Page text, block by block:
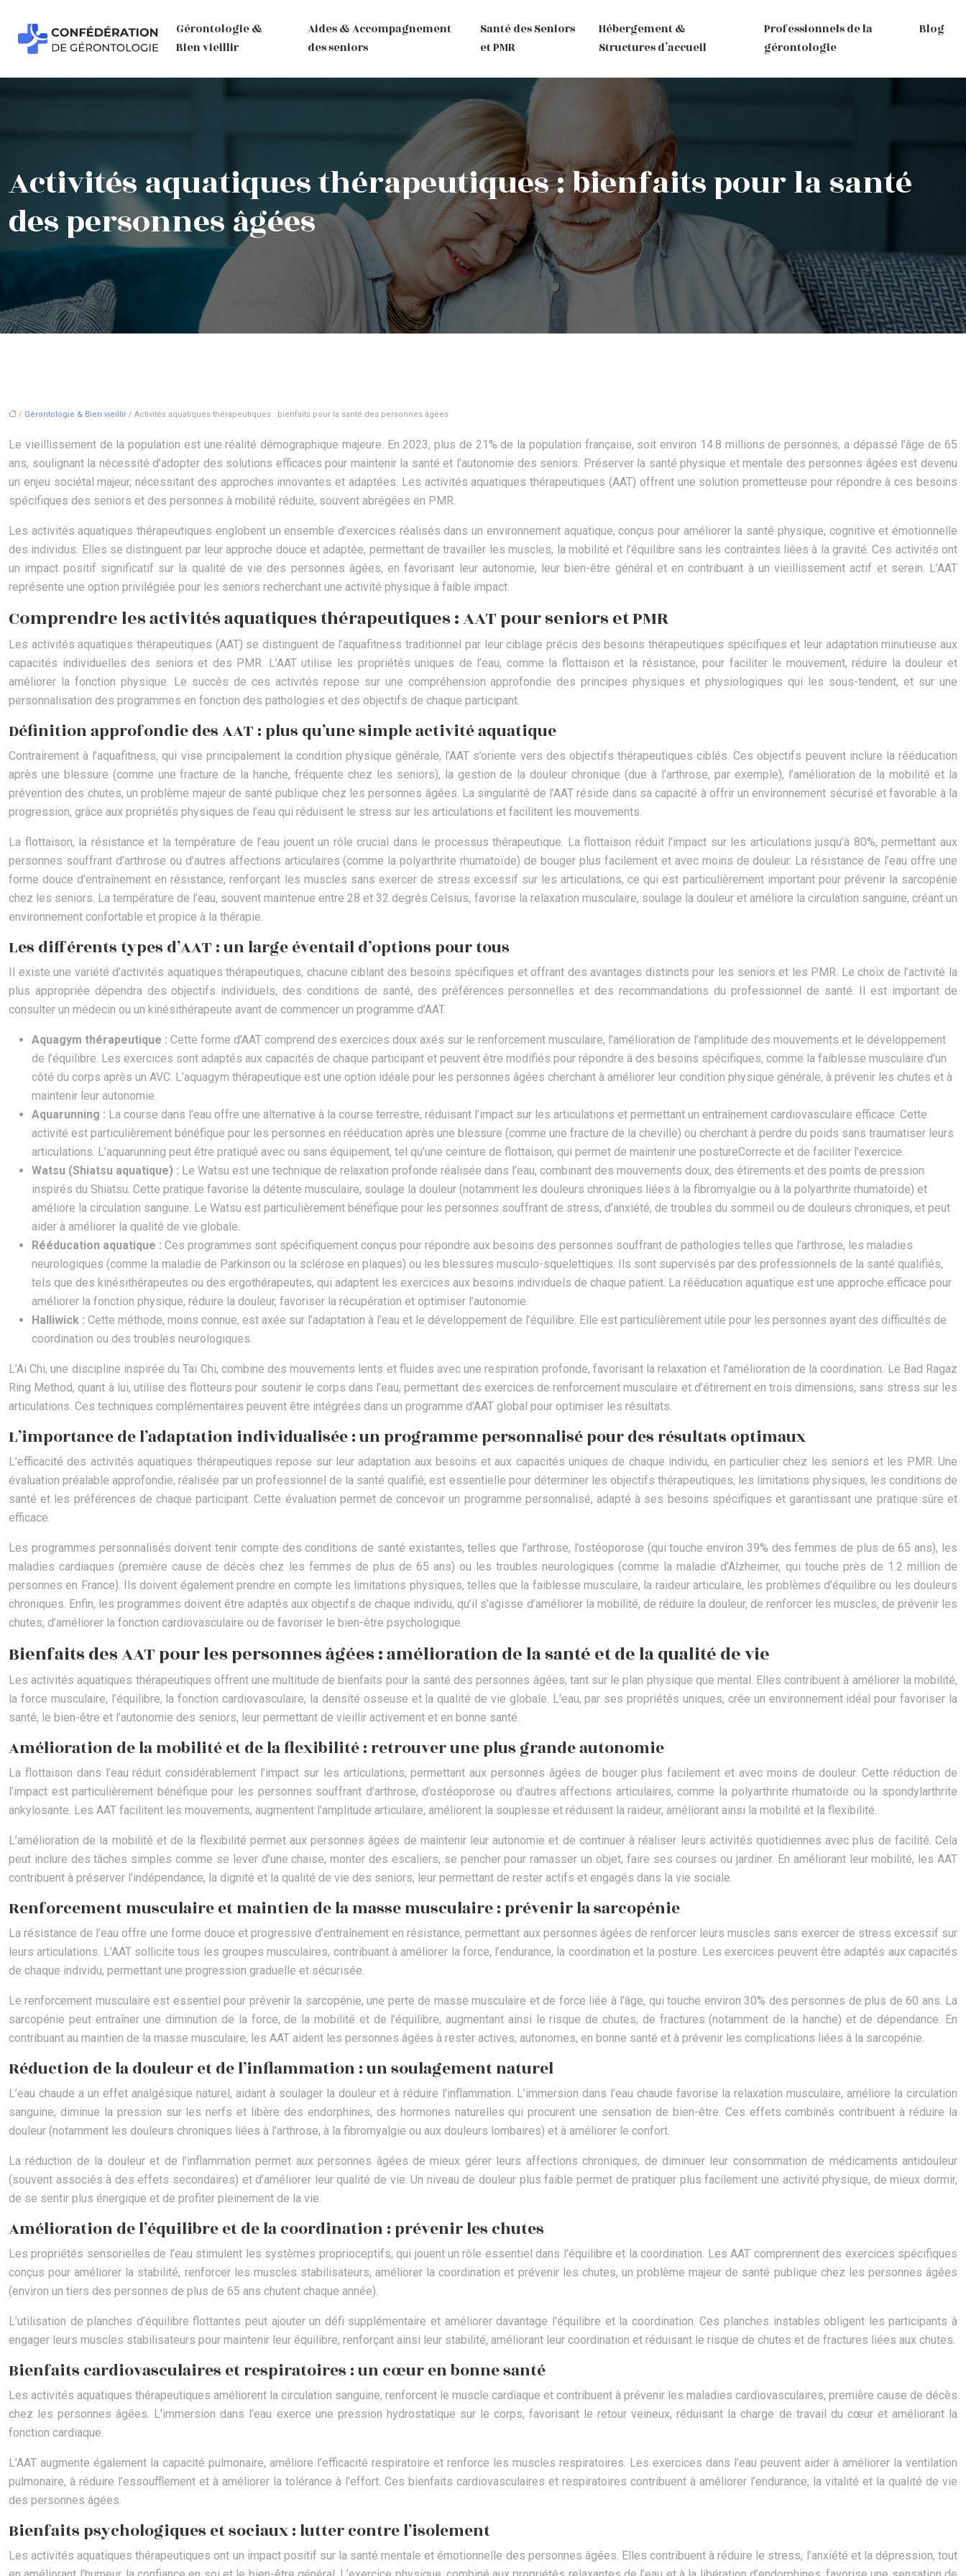
Gérontologie &
Bien vieillir
Aides & Accompagnement
des seniors
Santé des Seniors
et PMR
Hébergement &
Structures d’accueil
Professionnels de la
gérontologie
Blog
Activités aquatiques thérapeutiques : bienfaits pour la santé
des personnes âgées
/ Gérontologie & Bien vieillir / Activités aquatiques thérapeutiques : bienfaits pour la santé des personnes âgées
Le vieillissement de la population est une réalité démographique majeure. En 2023, plus de 21% de la population française, soit environ 14.8 millions de personnes, a dépassé l’âge de 65
ans, soulignant la nécessité d’adopter des solutions efficaces pour maintenir la santé et l’autonomie des seniors. Préserver la santé physique et mentale des personnes âgées est devenu
un enjeu sociétal majeur, nécessitant des approches innovantes et adaptées. Les activités aquatiques thérapeutiques (AAT) offrent une solution prometteuse pour répondre à ces besoins
spécifiques des seniors et des personnes à mobilité réduite, souvent abrégées en PMR.
Les activités aquatiques thérapeutiques englobent un ensemble d’exercices réalisés dans un environnement aquatique, conçus pour améliorer la santé physique, cognitive et émotionnelle
des individus. Elles se distinguent par leur approche douce et adaptée, permettant de travailler les muscles, la mobilité et l’équilibre sans les contraintes liées à la gravité. Ces activités ont
un impact positif significatif sur la qualité de vie des personnes âgées, en favorisant leur autonomie, leur bien-être général et en contribuant à un vieillissement actif et serein. L’AAT
représente une option privilégiée pour les seniors recherchant une activité physique à faible impact.
Comprendre les activités aquatiques thérapeutiques : AAT pour seniors et PMR
Les activités aquatiques thérapeutiques (AAT) se distinguent de l’aquafitness traditionnel par leur ciblage précis des besoins thérapeutiques spécifiques et leur adaptation minutieuse aux
capacités individuelles des seniors et des PMR. L’AAT utilise les propriétés uniques de l’eau, comme la flottaison et la résistance, pour faciliter le mouvement, réduire la douleur et
améliorer la fonction physique. Le succès de ces activités repose sur une compréhension approfondie des principes physiques et physiologiques qui les sous-tendent, et sur une
personnalisation des programmes en fonction des pathologies et des objectifs de chaque participant.
Définition approfondie des AAT : plus qu’une simple activité aquatique
Contrairement à l’aquafitness, qui vise principalement la condition physique générale, l’AAT s’oriente vers des objectifs thérapeutiques ciblés. Ces objectifs peuvent inclure la rééducation
après une blessure (comme une fracture de la hanche, fréquente chez les seniors), la gestion de la douleur chronique (due à l’arthrose, par exemple), l’amélioration de la mobilité et la
prévention des chutes, un problème majeur de santé publique chez les personnes âgées. La singularité de l’AAT réside dans sa capacité à offrir un environnement sécurisé et favorable à la
progression, grâce aux propriétés physiques de l’eau qui réduisent le stress sur les articulations et facilitent les mouvements.
La flottaison, la résistance et la température de l’eau jouent un rôle crucial dans le processus thérapeutique. La flottaison réduit l’impact sur les articulations jusqu’à 80%, permettant aux
personnes souffrant d’arthrose ou d’autres affections articulaires (comme la polyarthrite rhumatoïde) de bouger plus facilement et avec moins de douleur. La résistance de l’eau offre une
forme douce d’entraînement en résistance, renforçant les muscles sans exercer de stress excessif sur les articulations, ce qui est particulièrement important pour prévenir la sarcopénie
chez les seniors. La température de l’eau, souvent maintenue entre 28 et 32 degrés Celsius, favorise la relaxation musculaire, soulage la douleur et améliore la circulation sanguine, créant un
environnement confortable et propice à la thérapie.
Les différents types d’AAT : un large éventail d’options pour tous
Il existe une variété d’activités aquatiques thérapeutiques, chacune ciblant des besoins spécifiques et offrant des avantages distincts pour les seniors et les PMR. Le choix de l’activité la
plus appropriée dépendra des objectifs individuels, des conditions de santé, des préférences personnelles et des recommandations du professionnel de santé. Il est important de
consulter un médecin ou un kinésithérapeute avant de commencer un programme d’AAT.
Aquagym thérapeutique : Cette forme d’AAT comprend des exercices doux axés sur le renforcement musculaire, l’amélioration de l’amplitude des mouvements et le développement
de l’équilibre. Les exercices sont adaptés aux capacités de chaque participant et peuvent être modifiés pour répondre à des besoins spécifiques, comme la faiblesse musculaire d’un
côté du corps après un AVC. L’aquagym thérapeutique est une option idéale pour les personnes âgées cherchant à améliorer leur condition physique générale, à prévenir les chutes et à
maintenir leur autonomie.
Aquarunning : La course dans l’eau offre une alternative à la course terrestre, réduisant l’impact sur les articulations et permettant un entraînement cardiovasculaire efficace. Cette
activité est particulièrement bénéfique pour les personnes en rééducation après une blessure (comme une fracture de la cheville) ou cherchant à perdre du poids sans traumatiser leurs
articulations. L’aquarunning peut être pratiqué avec ou sans équipement, tel qu’une ceinture de flottaison, qui permet de maintenir une postureCorrecte et de faciliter l’exercice.
Watsu (Shiatsu aquatique) : Le Watsu est une technique de relaxation profonde réalisée dans l’eau, combinant des mouvements doux, des étirements et des points de pression
inspirés du Shiatsu. Cette pratique favorise la détente musculaire, soulage la douleur (notamment les douleurs chroniques liées à la fibromyalgie ou à la polyarthrite rhumatoïde) et
améliore la circulation sanguine. Le Watsu est particulièrement bénéfique pour les personnes souffrant de stress, d’anxiété, de troubles du sommeil ou de douleurs chroniques, et peut
aider à améliorer la qualité de vie globale.
Rééducation aquatique : Ces programmes sont spécifiquement conçus pour répondre aux besoins des personnes souffrant de pathologies telles que l’arthrose, les maladies
neurologiques (comme la maladie de Parkinson ou la sclérose en plaques) ou les blessures musculo-squelettiques. Ils sont supervisés par des professionnels de la santé qualifiés,
tels que des kinésithérapeutes ou des ergothérapeutes, qui adaptent les exercices aux besoins individuels de chaque patient. La rééducation aquatique est une approche efficace pour
améliorer la fonction physique, réduire la douleur, favoriser la récupération et optimiser l’autonomie.
Halliwick : Cette méthode, moins connue, est axée sur l’adaptation à l’eau et le développement de l’équilibre. Elle est particulièrement utile pour les personnes ayant des difficultés de
coordination ou des troubles neurologiques.
L’Ai Chi, une discipline inspirée du Tai Chi, combine des mouvements lents et fluides avec une respiration profonde, favorisant la relaxation et l’amélioration de la coordination. Le Bad Ragaz
Ring Method, quant à lui, utilise des flotteurs pour soutenir le corps dans l’eau, permettant des exercices de renforcement musculaire et d’étirement en trois dimensions, sans stress sur les
articulations. Ces techniques complémentaires peuvent être intégrées dans un programme d’AAT global pour optimiser les résultats.
L’importance de l’adaptation individualisée : un programme personnalisé pour des résultats optimaux
L’efficacité des activités aquatiques thérapeutiques repose sur leur adaptation aux besoins et aux capacités uniques de chaque individu, en particulier chez les seniors et les PMR. Une
évaluation préalable approfondie, réalisée par un professionnel de la santé qualifié, est essentielle pour déterminer les objectifs thérapeutiques, les limitations physiques, les conditions de
santé et les préférences de chaque participant. Cette évaluation permet de concevoir un programme personnalisé, adapté à ses besoins spécifiques et garantissant une pratique sûre et
efficace.
Les programmes personnalisés doivent tenir compte des conditions de santé existantes, telles que l’arthrose, l’ostéoporose (qui touche environ 39% des femmes de plus de 65 ans), les
maladies cardiaques (première cause de décès chez les femmes de plus de 65 ans) ou les troubles neurologiques (comme la maladie d’Alzheimer, qui touche près de 1.2 million de
personnes en France). Ils doivent également prendre en compte les limitations physiques, telles que la faiblesse musculaire, la raideur articulaire, les problèmes d’équilibre ou les douleurs
chroniques. Enfin, les programmes doivent être adaptés aux objectifs de chaque individu, qu’il s’agisse d’améliorer la mobilité, de réduire la douleur, de renforcer les muscles, de prévenir les
chutes, d’améliorer la fonction cardiovasculaire ou de favoriser le bien-être psychologique.
Bienfaits des AAT pour les personnes âgées : amélioration de la santé et de la qualité de vie
Les activités aquatiques thérapeutiques offrent une multitude de bienfaits pour la santé des personnes âgées, tant sur le plan physique que mental. Elles contribuent à améliorer la mobilité,
la force musculaire, l’équilibre, la fonction cardiovasculaire, la densité osseuse et la qualité de vie globale. L’eau, par ses propriétés uniques, crée un environnement idéal pour favoriser la
santé, le bien-être et l’autonomie des seniors, leur permettant de vieillir activement et en bonne santé.
Amélioration de la mobilité et de la flexibilité : retrouver une plus grande autonomie
La flottaison dans l’eau réduit considérablement l’impact sur les articulations, permettant aux personnes âgées de bouger plus facilement et avec moins de douleur. Cette réduction de
l’impact est particulièrement bénéfique pour les personnes souffrant d’arthrose, d’ostéoporose ou d’autres affections articulaires, comme la polyarthrite rhumatoïde ou la spondylarthrite
ankylosante. Les AAT facilitent les mouvements, augmentent l’amplitude articulaire, améliorent la souplesse et réduisent la raideur, améliorant ainsi la mobilité et la flexibilité.
L’amélioration de la mobilité et de la flexibilité permet aux personnes âgées de maintenir leur autonomie et de continuer à réaliser leurs activités quotidiennes avec plus de facilité. Cela
peut inclure des tâches simples comme se lever d’une chaise, monter des escaliers, se pencher pour ramasser un objet, faire ses courses ou jardiner. En améliorant leur mobilité, les AAT
contribuent à préserver l’indépendance, la dignité et la qualité de vie des seniors, leur permettant de rester actifs et engagés dans la vie sociale.
Renforcement musculaire et maintien de la masse musculaire : prévenir la sarcopénie
La résistance de l’eau offre une forme douce et progressive d’entraînement en résistance, permettant aux personnes âgées de renforcer leurs muscles sans exercer de stress excessif sur
leurs articulations. L’AAT sollicite tous les groupes musculaires, contribuant à améliorer la force, l’endurance, la coordination et la posture. Les exercices peuvent être adaptés aux capacités
de chaque individu, permettant une progression graduelle et sécurisée.
Le renforcement musculaire est essentiel pour prévenir la sarcopénie, une perte de masse musculaire et de force liée à l’âge, qui touche environ 30% des personnes de plus de 60 ans. La
sarcopénie peut entraîner une diminution de la force, de la mobilité et de l’équilibre, augmentant ainsi le risque de chutes, de fractures (notamment de la hanche) et de dépendance. En
contribuant au maintien de la masse musculaire, les AAT aident les personnes âgées à rester actives, autonomes, en bonne santé et à prévenir les complications liées à la sarcopénie.
Réduction de la douleur et de l’inflammation : un soulagement naturel
L’eau chaude a un effet analgésique naturel, aidant à soulager la douleur et à réduire l’inflammation. L’immersion dans l’eau chaude favorise la relaxation musculaire, améliore la circulation
sanguine, diminue la pression sur les nerfs et libère des endorphines, des hormones naturelles qui procurent une sensation de bien-être. Ces effets combinés contribuent à réduire la
douleur (notamment les douleurs chroniques liées à l’arthrose, à la fibromyalgie ou aux douleurs lombaires) et à améliorer le confort.
La réduction de la douleur et de l’inflammation permet aux personnes âgées de mieux gérer leurs affections chroniques, de diminuer leur consommation de médicaments antidouleur
(souvent associés à des effets secondaires) et d’améliorer leur qualité de vie. Un niveau de douleur plus faible permet de pratiquer plus facilement une activité physique, de mieux dormir,
de se sentir plus énergique et de profiter pleinement de la vie.
Amélioration de l’équilibre et de la coordination : prévenir les chutes
Les propriétés sensorielles de l’eau stimulent les systèmes proprioceptifs, qui jouent un rôle essentiel dans l’équilibre et la coordination. Les AAT comprennent des exercices spécifiques
conçus pour améliorer la stabilité, renforcer les muscles stabilisateurs, améliorer la coordination et prévenir les chutes, un problème majeur de santé publique chez les personnes âgées
(environ un tiers des personnes de plus de 65 ans chutent chaque année).
L’utilisation de planches d’équilibre flottantes peut ajouter un défi supplémentaire et améliorer davantage l’équilibre et la coordination. Ces planches instables obligent les participants à
engager leurs muscles stabilisateurs pour maintenir leur équilibre, renforçant ainsi leur stabilité, améliorant leur coordination et réduisant le risque de chutes et de fractures liées aux chutes.
Bienfaits cardiovasculaires et respiratoires : un cœur en bonne santé
Les activités aquatiques thérapeutiques améliorent la circulation sanguine, renforcent le muscle cardiaque et contribuent à prévenir les maladies cardiovasculaires, première cause de décès
chez les personnes âgées. L’immersion dans l’eau exerce une pression hydrostatique sur le corps, favorisant le retour veineux, réduisant la charge de travail du cœur et améliorant la
fonction cardiaque.
L’AAT augmente également la capacité pulmonaire, améliore l’efficacité respiratoire et renforce les muscles respiratoires. Les exercices dans l’eau peuvent aider à améliorer la ventilation
pulmonaire, à réduire l’essoufflement et à améliorer la tolérance à l’effort. Ces bienfaits cardiovasculaires et respiratoires contribuent à améliorer l’endurance, la vitalité et la qualité de vie
des personnes âgées.
Bienfaits psychologiques et sociaux : lutter contre l’isolement
Les activités aquatiques thérapeutiques ont un impact positif sur la santé mentale et émotionnelle des personnes âgées. Elles contribuent à réduire le stress, l’anxiété et la dépression, tout